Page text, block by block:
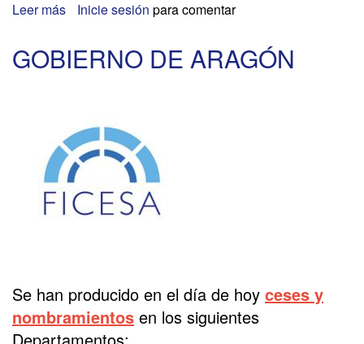
Leer más sobre
Inicie sesión para comentar
GOBIERNO DE ARAGÓN
Se han producido en el día de hoy ceses y
nombramientos en los siguientes